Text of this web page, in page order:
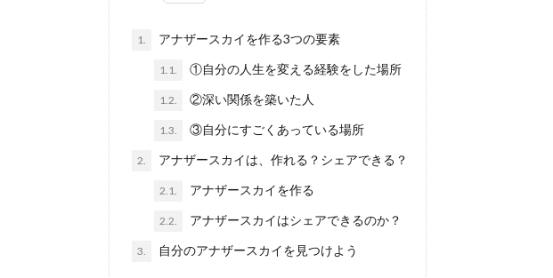
1. アナザースカイを作る3つの要素
1.1. ①自分の人生を変える経験をした場所
1.2. ②深い関係を築いた人
1.3. ③自分にすごくあっている場所
2. アナザースカイは、作れる？シェアできる？
2.1. アナザースカイを作る
2.2. アナザースカイはシェアできるのか？
3. 自分のアナザースカイを見つけよう